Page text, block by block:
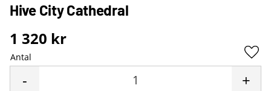
Hive City Cathedral
1 320 kr
Antal
+
-